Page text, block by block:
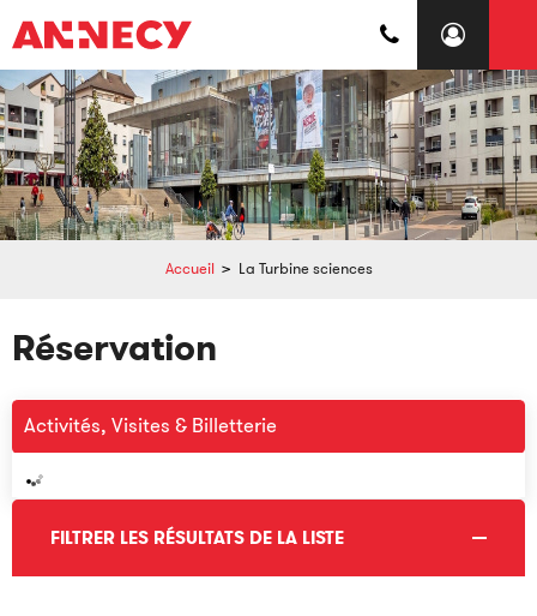
Accueil > La Turbine sciences
Réservation
Activités, Visites & Billetterie
FILTRER LES RÉSULTATS DE LA LISTE